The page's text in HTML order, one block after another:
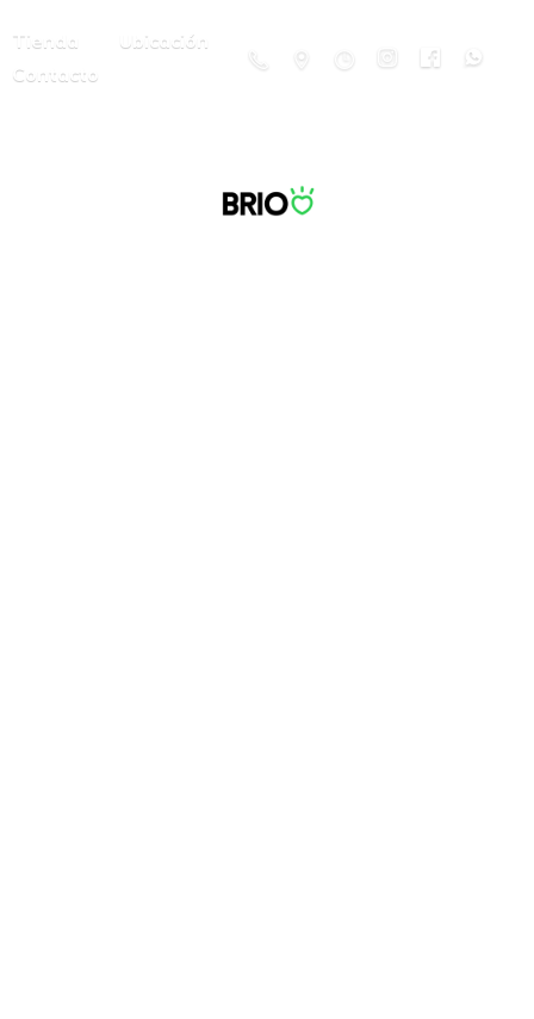
Tienda
Ubicación
Contacto